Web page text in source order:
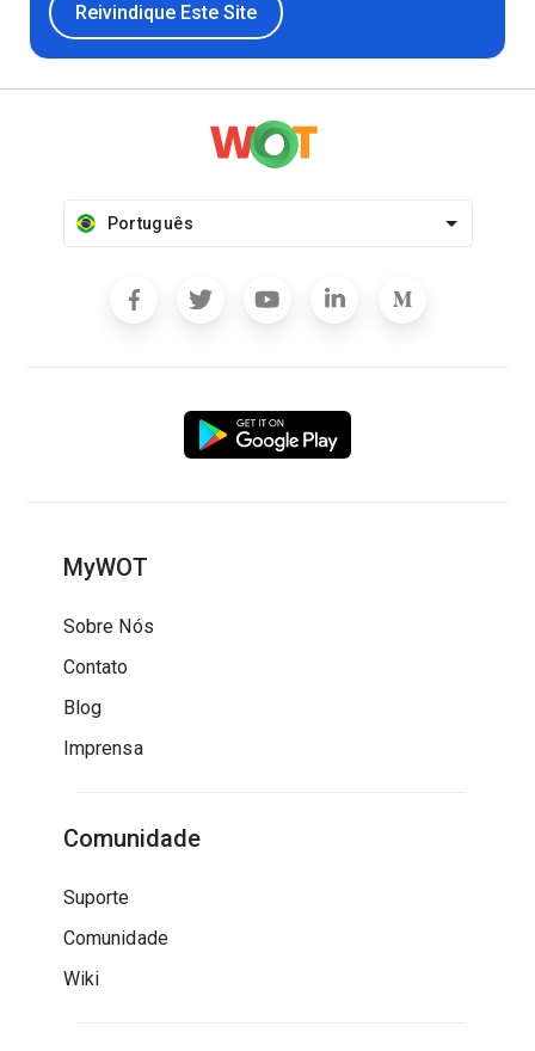
Reivindique Este Site
Português
MyWOT
Sobre Nós
Contato
Blog
Imprensa
Comunidade
Suporte
Comunidade
Wiki